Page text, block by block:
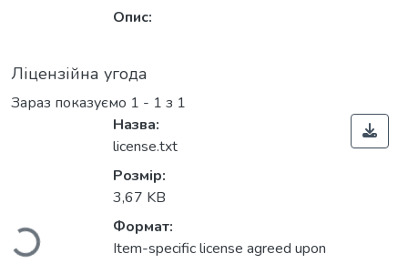
Опис:
Ліцензійна угода
Зараз показуємо 1 - 1 з 1
Вантажиться...
Назва:
license.txt
Розмір:
3,67 KB
Формат:
Item-specific license agreed upon